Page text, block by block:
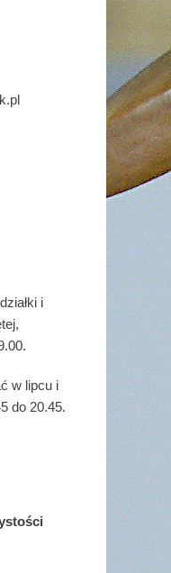
i
w lipcu i
do 20.45.